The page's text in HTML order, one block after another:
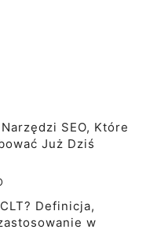
SEO, Które
Już Dziś
Definicja,
w